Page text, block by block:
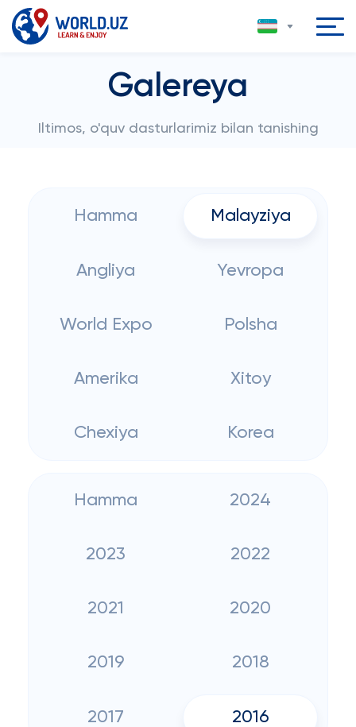
Galereya
Iltimos, o'quv dasturlarimiz bilan tanishing
Hamma Malayziya
Angliya Yevropa
World Expo Polsha
Amerika Xitoy
Chexiya Korea
Hamma 2024
2023 2022
2021 2020
2019 2018
2017 2016